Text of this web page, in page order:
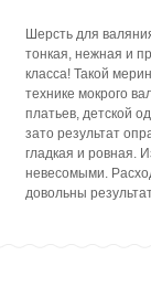
Шерсть для
тонкая, нежная и
класса! Такой
технике мокрого
платьев, детской
зато результат
гладкая и ровная.
невесомыми.
довольны